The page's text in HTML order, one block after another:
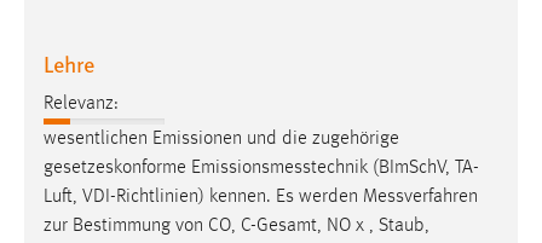
Lehre
Relevanz:
wesentlichen Emissionen und die zugehörige
gesetzeskonforme Emissionsmesstechnik (BImSchV, TA-
Luft, VDI-Richtlinien) kennen. Es werden Messverfahren
zur Bestimmung von CO, C-Gesamt, NO x , Staub,